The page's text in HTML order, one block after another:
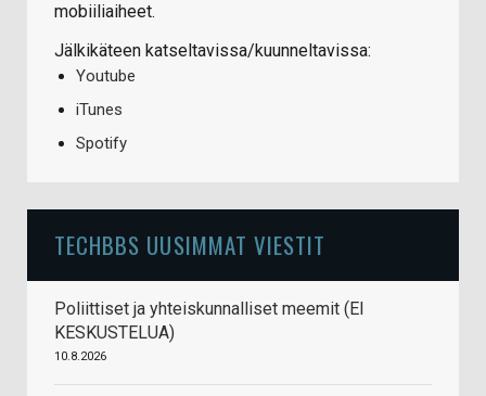
mobiiliaiheet.
Jälkikäteen katseltavissa/kuunneltavissa:
Youtube
iTunes
Spotify
TECHBBS UUSIMMAT VIESTIT
Poliittiset ja yhteiskunnalliset meemit (EI
KESKUSTELUA)
10.8.2026